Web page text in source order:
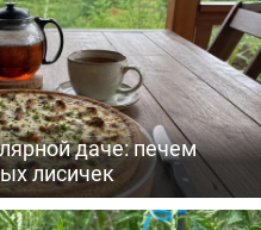
даче: печем
лисичек